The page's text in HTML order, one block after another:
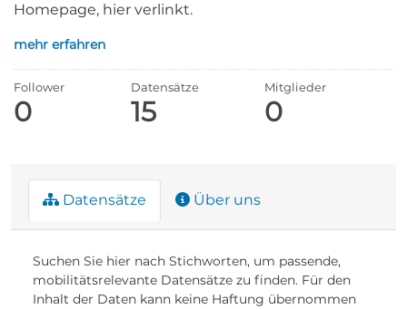
Homepage, hier verlinkt.
mehr erfahren
Follower
0
Datensätze
15
Mitglieder
0
Datensätze Über uns
Suchen Sie hier nach Stichworten, um passende,
mobilitätsrelevante Datensätze zu finden. Für den
Inhalt der Daten kann keine Haftung übernommen